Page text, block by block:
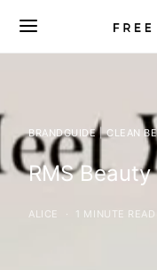
BRANDGUIDE | CLEAN
RMS Beauty
ALICE 1 MINUTE READ